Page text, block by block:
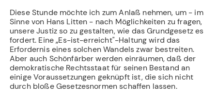
Diese Stunde möchte ich zum Anlaß nehmen, um - im
Sinne von Hans Litten - nach Möglichkeiten zu fragen,
unsere Justiz so zu gestalten, wie das Grundgesetz es
fordert. Eine „Es-ist-erreicht"-Haltung wird das
Erfordernis eines solchen Wandels zwar bestreiten.
Aber auch Schönfärber werden einräumen, daß der
demokratische Rechtsstaat für seinen Bestand an
einige Voraussetzungen geknüpft ist, die sich nicht
durch bloße Gesetzesnormen schaffen lassen.